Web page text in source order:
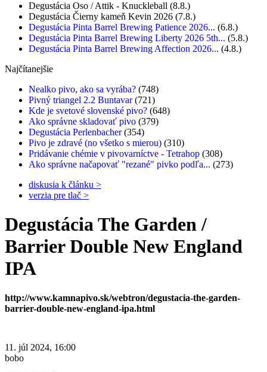
Degustácia Oso / Attik - Knuckleball (8.8.)
Degustácia Čierny kameň Kevin 2026 (7.8.)
Degustácia Pinta Barrel Brewing Patience 2026... (6.8.)
Degustácia Pinta Barrel Brewing Liberty 2026 5th... (5.8.)
Degustácia Pinta Barrel Brewing Affection 2026... (4.8.)
Najčítanejšie
Nealko pivo, ako sa vyrába? (748)
Pivný triangel 2.2 Buntavar(721)
Kde je svetové slovenské pivo? (648)
Ako správne skladovať pivo (379)
Degustácia Perlenbacher(354)
Pivo je zdravé (no všetko s mierou) (310)
Pridávanie chémie v pivovarníctve - Tetrahop (308)
Ako správne načapovať "rezané" pivko podľa... (273)
diskusia k článku >
verzia pre tlač >
Degustácia The Garden /
Barrier Double New England
IPA
http://www.kamnapivo.sk/webtron/degustacia-the-garden-
barrier-double-new-england-ipa.html
11. júl 2024, 16:00
bobo